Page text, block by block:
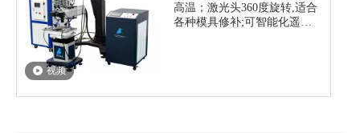
视频
高温；激光头360度旋转,适合
各种模具修补;可智能化遥控
锈钢/铍铜/贵金属及极硬材料